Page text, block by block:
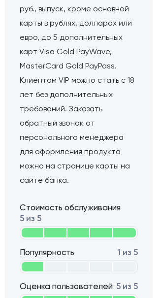
руб., выпуск, кроме основной
карты в рублях, долларах или
евро, до 5 дополнительных
карт Visa Gold PayWave,
MasterCard Gold PayPass.
Клиентом VIP можно стать с 18
лет без дополнительных
требований. Заказать
обратный звонок от
персонального менеджера
для оформления продукта
можно на странице карты на
сайте банка.
Стоимость обслуживания
5 из 5
Популярность 1 из 5
Оценка пользователей 5 из 5